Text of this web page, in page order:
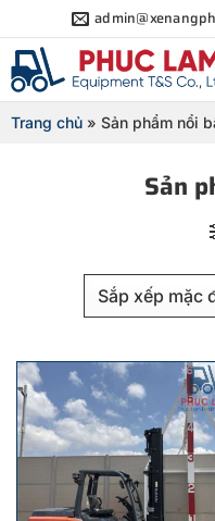
qua
nội
dung
Trang chủ » Sản phẩm nổi
Sản